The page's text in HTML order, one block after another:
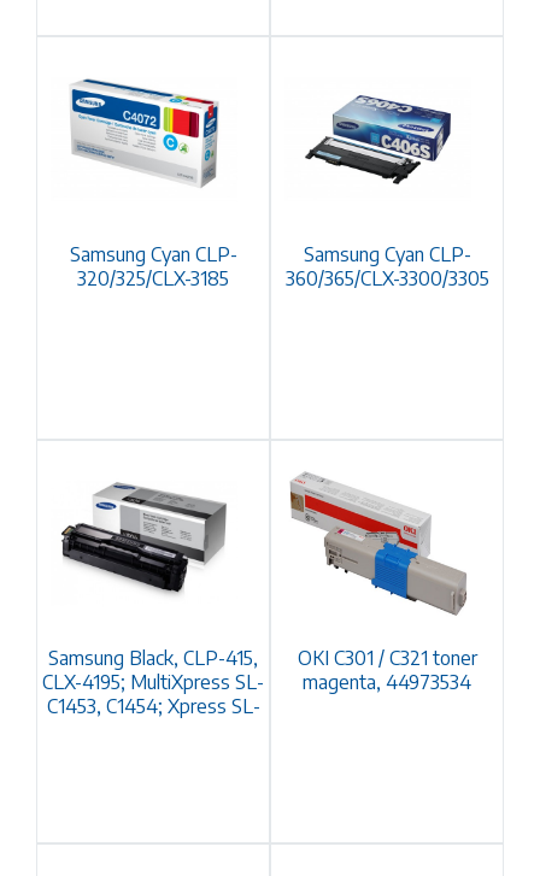
Samsung Cyan CLP-
320/325/CLX-3185
Samsung Cyan CLP-
360/365/CLX-3300/3305
Samsung Black, CLP-415,
CLX-4195; MultiXpress SL-
C1453, C1454; Xpress SL-
OKI C301 / C321 toner
magenta, 44973534